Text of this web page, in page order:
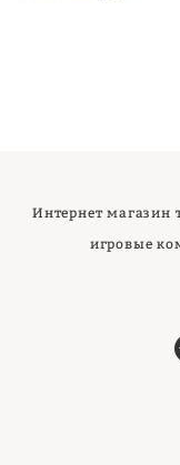
Интернет магазин
игровые